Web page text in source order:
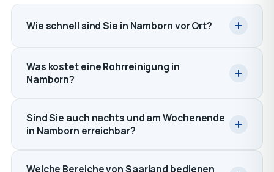
Wie schnell sind Sie in Namborn vor Ort?
Was kostet eine Rohrreinigung in
Namborn?
Sind Sie auch nachts und am Wochenende
in Namborn erreichbar?
Welche Bereiche von Saarland bedienen